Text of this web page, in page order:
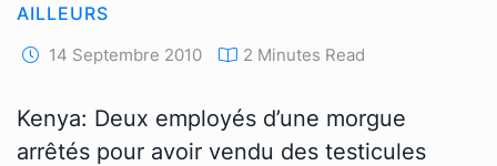
AILLEURS
14 Septembre 2010 2 Minutes Read
Kenya: Deux employés d’une morgue
arrêtés pour avoir vendu des testicules